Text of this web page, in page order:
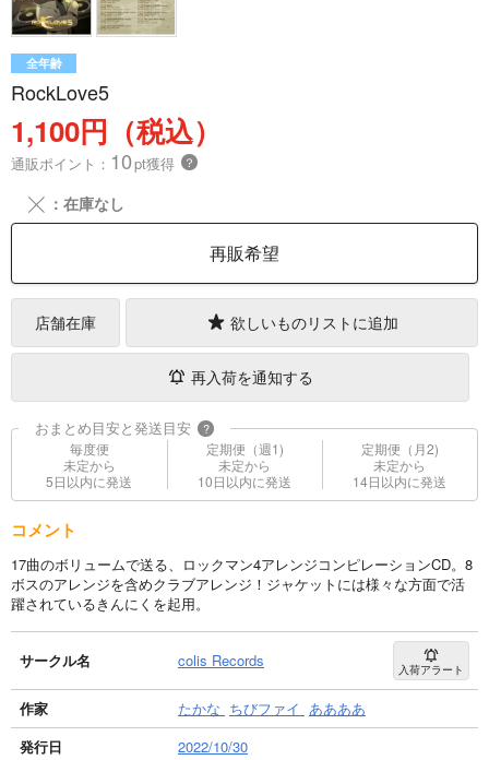
全年齢
RockLove5
1,100円（税込）
通販ポイント： 10pt獲得 ？
╳ ：在庫なし
再販希望
店舗在庫 欲しいものリストに追加
再入荷を通知する
おまとめ目安と発送目安 ?
毎度便
未定から
5日以内に発送
定期便（週1)
未定から
10日以内に発送
定期便（月2)
未定から
14日以内に発送
コメント
17曲のボリュームで送る、ロックマン4アレンジコンピレーションCD。8
ボスのアレンジを含めクラブアレンジ！ジャケットには様々な方面で活
躍されているきんにくを起用。
サークル名 colis Records 入荷アラート
作家 たかな ちびファイ ああああ
発行日
2022/10/30